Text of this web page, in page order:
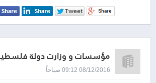
مؤسسات و وزارت دولة
08/12/2016 09:12 صباحاً